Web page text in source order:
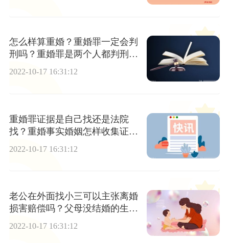
怎么样算重婚？重婚罪一定会判
刑吗？重婚罪是两个人都判刑
吗？
2022-10-17 16:31:12
重婚罪证据是自己找还是法院
找？重婚事实婚姻怎样收集证
2022-10-17 16:31:12
老公在外面找小三可以主张离婚
损害赔偿吗？父母没结婚的生下
小孩能上户口吗？
2022-10-17 16:31:12